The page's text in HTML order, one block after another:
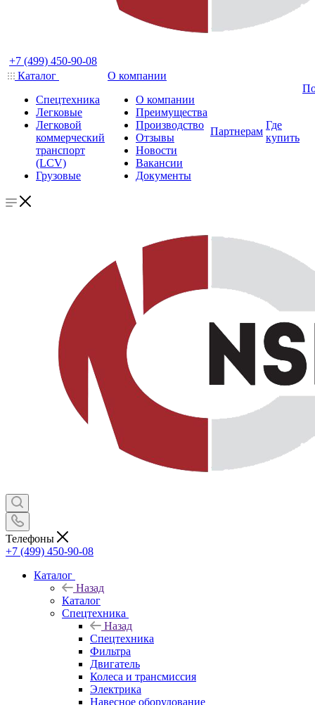
+7 (499) 450-90-08
Каталог
Спецтехника
Легковые
Легковой
коммерческий
транспорт
(LCV)
Грузовые
О компании
О компании
Преимущества
Производство
Отзывы
Новости
Вакансии
Документы
Партнерам
Где
купить
Телефоны
+7 (499) 450-90-08
Каталог
Назад
Каталог
Спецтехника
Назад
Спецтехника
Фильтра
Двигатель
Колеса и трансмиссия
Электрика
Навесное оборудование